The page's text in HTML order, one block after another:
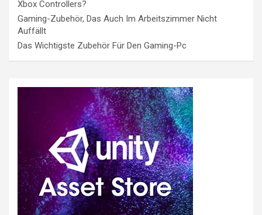
Xbox Controllers?
Gaming-Zubehör, Das Auch Im Arbeitszimmer Nicht
Auffällt
Das Wichtigste Zubehör Für Den Gaming-Pc